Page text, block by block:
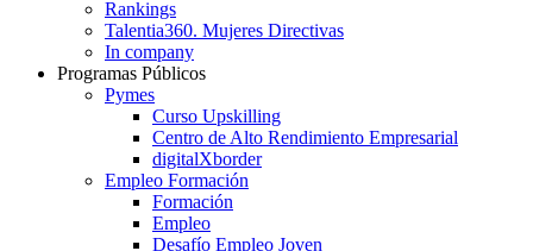
Rankings
Talentia360. Mujeres Directivas
In company
Programas Públicos
Pymes
Curso Upskilling
Centro de Alto Rendimiento Empresarial
digitalXborder
Empleo Formación
Formación
Empleo
Desafío Empleo Joven